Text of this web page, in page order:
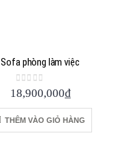
Sofa phòng làm việc
0out of 5
18,900,000₫
THÊM VÀO GIỎ HÀNG